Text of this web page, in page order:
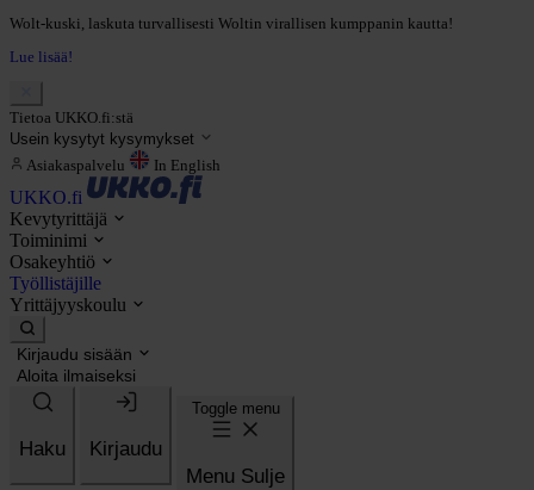
Wolt-kuski, laskuta turvallisesti Woltin virallisen kumppanin kautta!
Lue lisää!
Tietoa UKKO.fi:stä
Usein kysytyt kysymykset
Asiakaspalvelu In English
UKKO.fi
Kevytyrittäjä
Toiminimi
Osakeyhtiö
Työllistäjille
Yrittäjyyskoulu
Kirjaudu sisään
Aloita ilmaiseksi
Haku Kirjaudu
Toggle menu
Menu Sulje